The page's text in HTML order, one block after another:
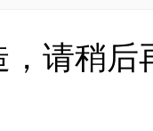
，请稍后